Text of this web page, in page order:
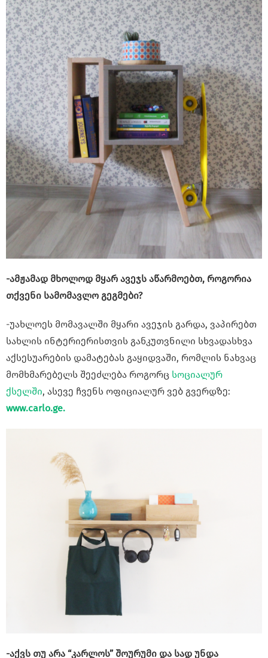
-ამჟამად მხოლოდ მყარ ავეჯს აწარმოებთ, როგორია
თქვენი სამომავლო გეგმები?
-უახლოეს მომავალში მყარი ავეჯის გარდა, ვაპირებთ
სახლის ინტერიერისთვის განკუთვნილი სხვადასხვა
აქსესუარების დამატებას გაყიდვაში, რომლის ნახვაც
მომხმარებელს შეეძლება როგორც სოციალურ
ქსელში, ასევე ჩვენს ოფიციალურ ვებ გვერდზე:
www.carlo.ge.
-აქვს თუ არა “კარლოს” შოურუმი და სად უნდა